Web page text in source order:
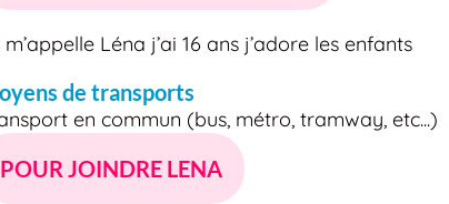
m’appelle Léna j’ai 16 ans j’adore les enfants
de transports
en commun (bus, métro, tramway, etc...)
POUR JOINDRE LENA